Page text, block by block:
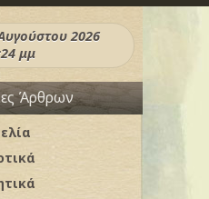
2026
μμ
Άρθρων